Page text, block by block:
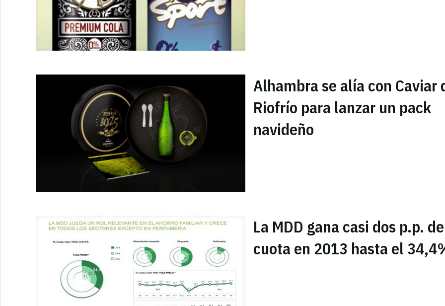
Alhambra se alía con Caviar
Riofrío para lanzar un pack
navideño
La MDD gana casi dos p.p. de
cuota en 2013 hasta el